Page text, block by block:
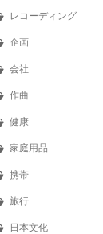
レコーディング
企画
会社
作曲
健康
家庭用品
携帯
旅行
日本文化